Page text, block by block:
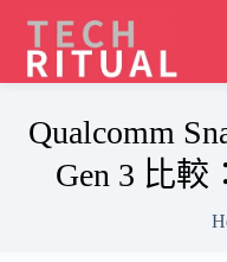
content
Qualcomm
Gen 3 比